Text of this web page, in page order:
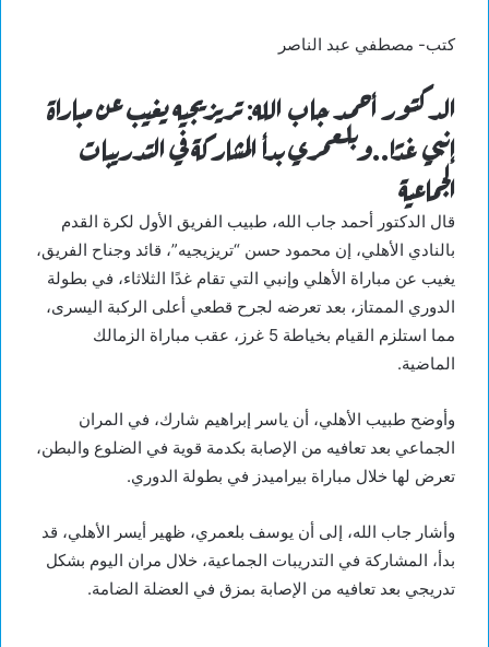
كتب- مصطفي عبد الناصر
الدكتور أحمد جاب الله: تريزيجيه يغيب عن مباراة
إنبي غدًا..وبلعمري بدأ المشاركة في التدريبات
الجماعية
قال الدكتور أحمد جاب الله، طبيب الفريق الأول لكرة القدم
بالنادي الأهلي، إن محمود حسن “تريزيجيه”، قائد وجناح الفريق،
يغيب عن مباراة الأهلي وإنبي التي تقام غدًا الثلاثاء، في بطولة
الدوري الممتاز، بعد تعرضه لجرح قطعي أعلى الركبة اليسرى،
مما استلزم القيام بخياطة 5 غرز، عقب مباراة الزمالك
الماضية.
وأوضح طبيب الأهلي، أن ياسر إبراهيم شارك، في المران
الجماعي بعد تعافيه من الإصابة بكدمة قوية في الضلوع والبطن،
تعرض لها خلال مباراة بيراميدز في بطولة الدوري.
وأشار جاب الله، إلى أن يوسف بلعمري، ظهير أيسر الأهلي، قد
بدأ، المشاركة في التدريبات الجماعية، خلال مران اليوم بشكل
تدريجي بعد تعافيه من الإصابة بمزق في العضلة الضامة.